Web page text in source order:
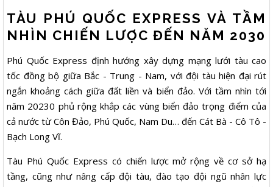
TÀU PHÚ QUỐC EXPRESS VÀ TẦM
NHÌN CHIẾN LƯỢC ĐẾN NĂM 2030
Phú Quốc Express định hướng xây dựng mạng lưới tàu cao
tốc đồng bộ giữa Bắc - Trung - Nam, với đội tàu hiện đại rút
ngắn khoảng cách giữa đất liền và biển đảo. Với tầm nhìn tới
năm 20230 phủ rộng khắp các vùng biển đảo trọng điểm của
cả nước từ Côn Đảo, Phú Quốc, Nam Du… đến Cát Bà - Cô Tô -
Bạch Long Vĩ.
Tàu Phú Quốc Express có chiến lược mở rộng về cơ sở hạ
tầng, cũng như nâng cấp đội tàu, đào tạo đội ngũ nhân lực